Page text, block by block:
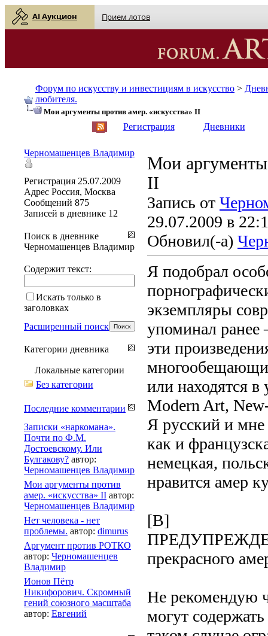
AI Аукцион Прием лотов
Форум по искусству и инвестициям в искусство >
любителя.
Мои аргументы против амер. «искусства» II
Регистрация Дневники
Мои аргументы
II
Запись от
29.07.2009 в
Обновил(-а)
Я подобрал
экземпляры
упоминал ранее
эти
или находятся
Modern Art,
Я русский и мне
как и
немецкая,
нравится амер
[B]
прекрасного
Не рекомендую
могут
Черномашенцев Владимир
Регистрация 25.07.2009
Адрес Россия, Москва
Сообщений 875
Записей в дневнике 12
Поиск в дневнике
Черномашенцев Владимир
Содержит текст:
Искать только в
заголовках
Расширенный поиск
Категории дневника
Локальные категории
Без категории
Последние комментарии
Записки «наркомана».
Почти по Ф.М.
Достоевскому. Или
Булгакову? автор:
Черномашенцев Владимир
Мои аргументы против
амер. «искусства» II автор:
Черномашенцев Владимир
Нет человека - нет
проблемы. автор: dimurus
Аргумент против РОТКО
автор: Черномашенцев
Владимир
Ионов Пётр
Никифорович. Скромный
гений союзного масштаба
автор: Евгений